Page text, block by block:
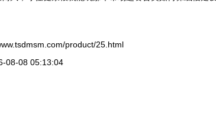
product/25.html
08-08 05:13:04